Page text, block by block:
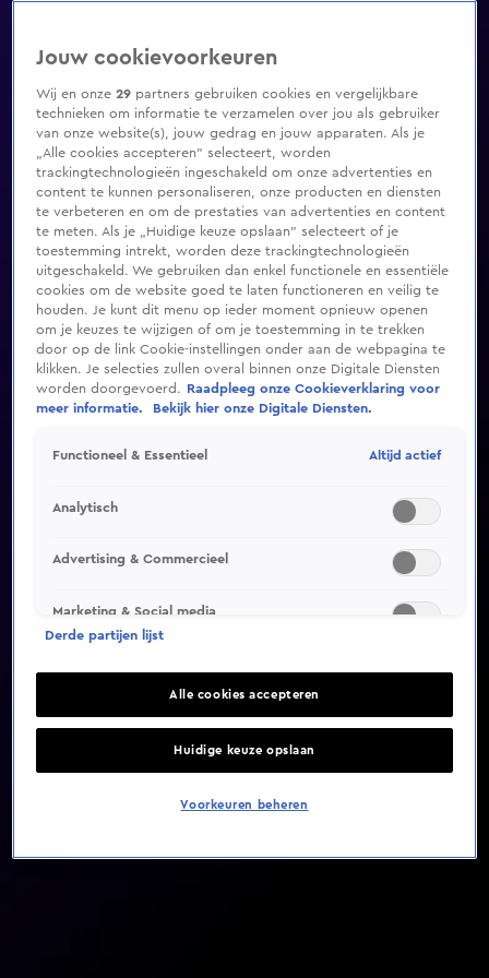
Video helaas niet gevonden
Jouw cookievoorkeuren
Wij en onze29 partners gebruiken cookies en vergelijkbare
technieken om informatie te verzamelen over jou als gebruiker
van onze website(s), jouw gedrag en jouw apparaten. Als je
„Alle cookies accepteren” selecteert, worden
trackingtechnologieën ingeschakeld om onze advertenties en
content te kunnen personaliseren, onze producten en diensten
te verbeteren en om de prestaties van advertenties en content
te meten. Als je „Huidige keuze opslaan” selecteert of je
toestemming intrekt, worden deze trackingtechnologieën
uitgeschakeld. We gebruiken dan enkel functionele en essentiële
cookies om de website goed te laten functioneren en veilig te
houden. Je kunt dit menu op ieder moment opnieuw openen
om je keuzes te wijzigen of om je toestemming in te trekken
door op de link Cookie-instellingen onder aan de webpagina te
klikken. Je selecties zullen overal binnen onze Digitale Diensten
worden doorgevoerd.
Raadpleeg onze Cookieverklaring voor
meer informatie.
Bekijk hier onze Digitale Diensten.
Functioneel & Essentieel Altijd actief
Analytisch
Advertising & Commercieel
Marketing & Social media
Derde partijen lijst
Alle cookies accepteren
Huidige keuze opslaan
Voorkeuren beheren